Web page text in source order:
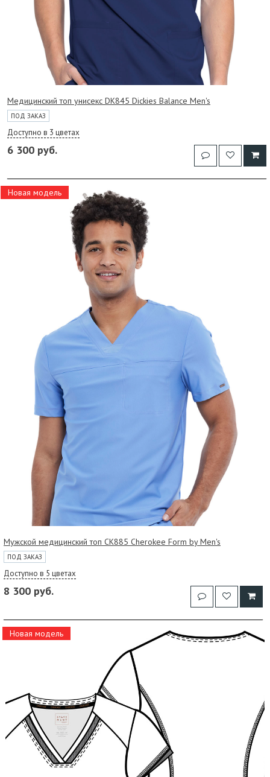
Медицинский топ унисекс DK845 Dickies Balance Men's
ПОД ЗАКАЗ
Доступно в 3 цветах
6 300 руб.
Новая модель
Мужской медицинский топ CK885 Cherokee Form by Men's
ПОД ЗАКАЗ
Доступно в 5 цветах
8 300 руб.
Новая модель